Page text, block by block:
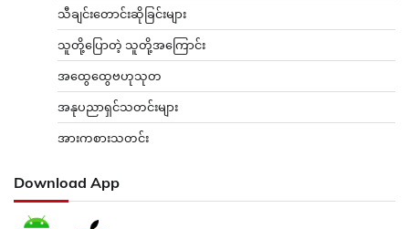
သီချင်းတောင်းဆိုခြင်းများ
သူတို့ပြောတဲ့ သူတို့အကြောင်း
အထွေထွေဗဟုသုတ
အနုပညာရှင်သတင်းများ
အားကစားသတင်း
Download App